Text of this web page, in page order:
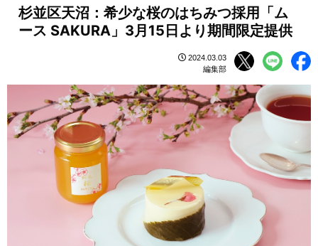
杉並区天沼：希少な桜のはちみつ採用「ム
ース SAKURA」3月15日より期間限定提供
2024.03.03
編集部